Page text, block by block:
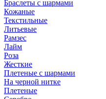
Браслеты с шармами
Кожаные
Текстильные
Литьевые
Рамзес
Лайм
Роза
Жесткие
Плетеные с шармами
На черной нитке
Плетеные